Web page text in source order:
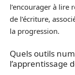
l’encourager à
de l’écriture,
la progression.
Quels outils
l’apprentissage